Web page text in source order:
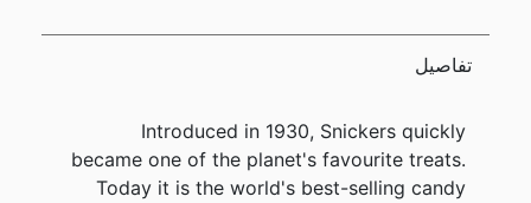
تفاصيل
Introduced in 1930, Snickers quickly
became one of the planet's favourite treats.
Today it is the world's best-selling candy